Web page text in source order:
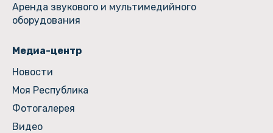
Аренда звукового и мультимедийного
оборудования
Медиа-центр
Новости
Моя Республика
Фотогалерея
Видео